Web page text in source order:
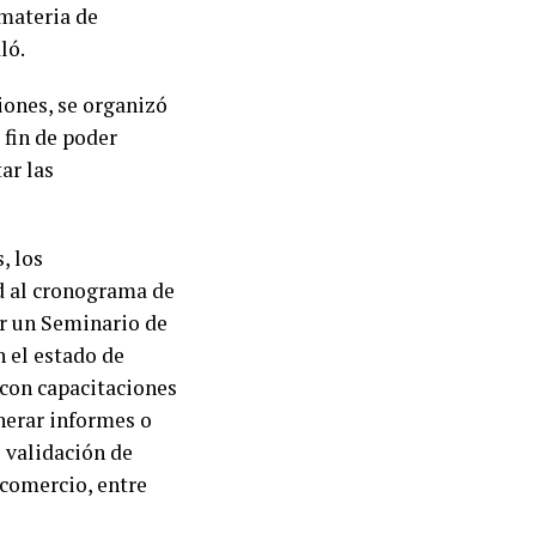
de
se organizó
de poder
las
los
al cronograma de
un Seminario de
el estado de
capacitaciones
informes o
de
entre